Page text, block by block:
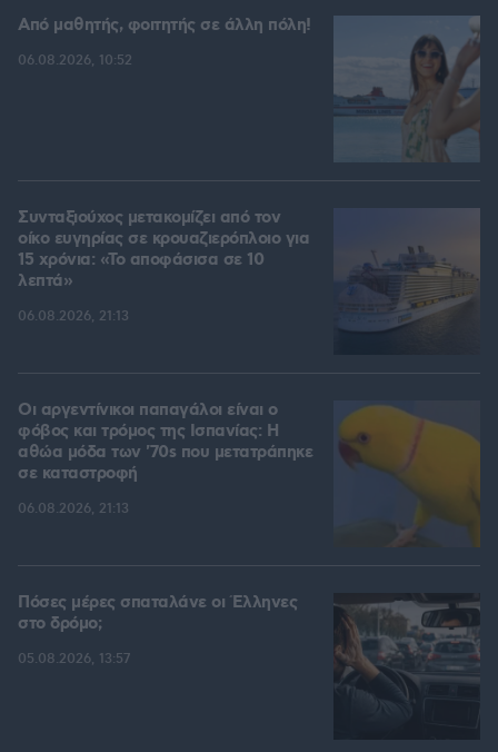
Από μαθητής, φοιτητής σε άλλη πόλη!
06.08.2026, 10:52
Συνταξιούχος μετακομίζει από τον
οίκο ευγηρίας σε κρουαζιερόπλοιο για
15 χρόνια: «Το αποφάσισα σε 10
λεπτά»
06.08.2026, 21:13
Οι αργεντίνικοι παπαγάλοι είναι ο
φόβος και τρόμος της Ισπανίας: Η
αθώα μόδα των '70s που μετατράπηκε
σε καταστροφή
06.08.2026, 21:13
Πόσες μέρες σπαταλάνε οι Έλληνες
στο δρόμο;
05.08.2026, 13:57